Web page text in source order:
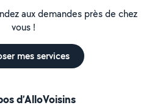
aux demandes près de chez
vous !
mes services
d’AlloVoisins